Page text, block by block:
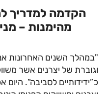
הקדמה למדריך
מהימנות –
"במהלך השנים האחרונות
וגוברת של יצרנים אשר
כ”ידידותיים לסביבה”.